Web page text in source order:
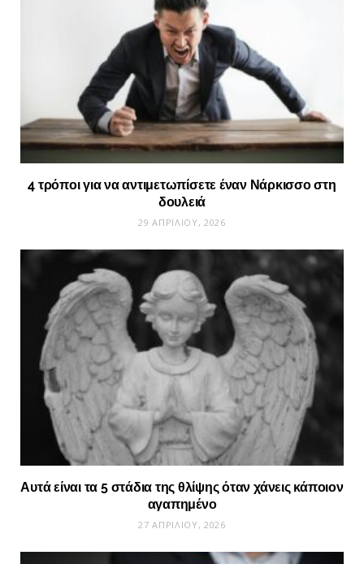
4 τρόποι για να αντιμετωπίσετε έναν Νάρκισσο στη
δουλειά
29 ΑΠΡΙΛΊΟΥ, 2026
Αυτά είναι τα 5 στάδια της θλίψης όταν χάνεις κάποιον
αγαπημένο
27 ΑΠΡΙΛΊΟΥ, 2026